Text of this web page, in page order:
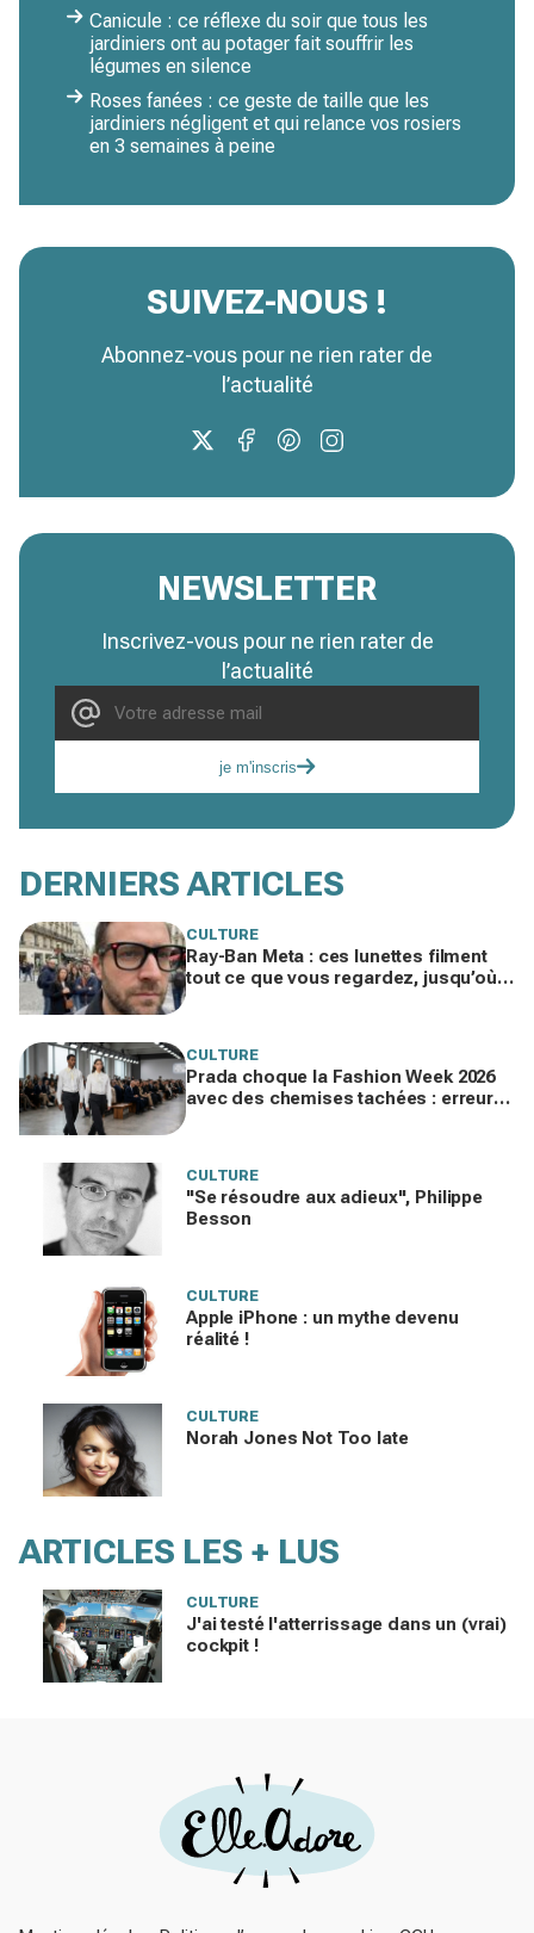
Canicule : ce réflexe du soir que tous les
jardiniers ont au potager fait souffrir les
légumes en silence
Roses fanées : ce geste de taille que les
jardiniers négligent et qui relance vos rosiers
en 3 semaines à peine
SUIVEZ-NOUS !
Abonnez-vous pour ne rien rater de
l’actualité
NEWSLETTER
Inscrivez-vous pour ne rien rater de
l’actualité
je m'inscris
DERNIERS ARTICLES
CULTURE
Ray-Ban Meta : ces lunettes filment
tout ce que vous regardez, jusqu’où
CULTURE
Prada choque la Fashion Week 2026
avec des chemises tachées : erreur
CULTURE
"Se résoudre aux adieux", Philippe
Besson
CULTURE
Apple iPhone : un mythe devenu
réalité !
CULTURE
Norah Jones Not Too late
ARTICLES LES + LUS
CULTURE
J'ai testé l'atterrissage dans un (vrai)
cockpit !